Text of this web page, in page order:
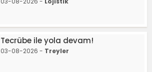
Tecrübe ile yola devam!
03-08-2026 - Treyler